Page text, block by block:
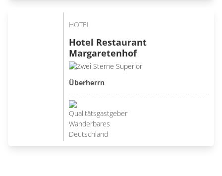
HOTEL
Hotel Restaurant
Margaretenhof
Überherrn